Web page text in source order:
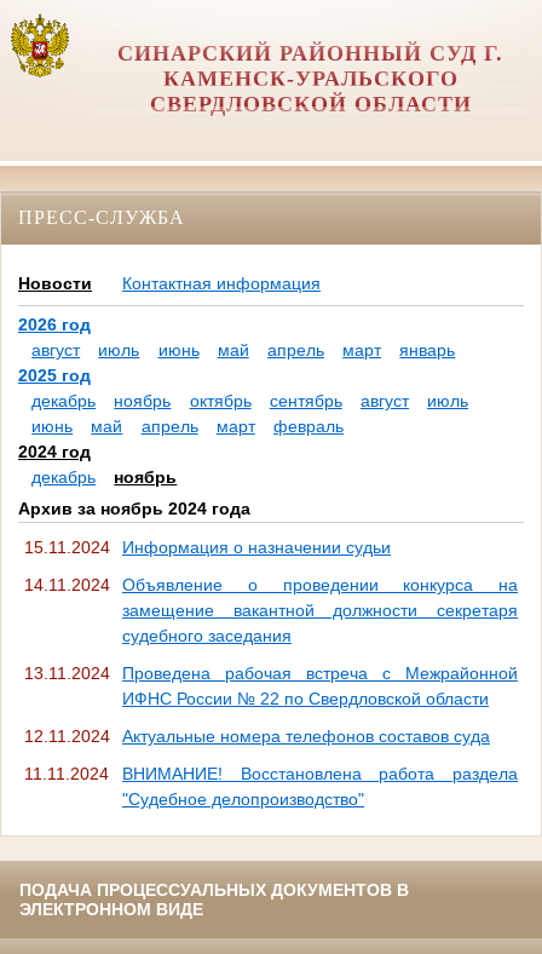
СИНАРСКИЙ РАЙОННЫЙ СУД Г.
КАМЕНСК-УРАЛЬСКОГО
СВЕРДЛОВСКОЙ ОБЛАСТИ
ПРЕСС-СЛУЖБА
Новости Контактная информация
2026 год
август
июль июнь май апрель март
январь
2025 год
декабрь
ноябрь октябрь сентябрь август
июль
июнь
май апрель март
февраль
2024 год
декабрь
ноябрь
Архив за ноябрь 2024 года
15.11.2024
Информация о назначении судьи
14.11.2024
Объявление о проведении конкурса на
замещение вакантной должности секретаря
судебного заседания
13.11.2024
Проведена рабочая встреча с Межрайонной
ИФНС России № 22 по Свердловской области
12.11.2024
Актуальные номера телефонов составов суда
11.11.2024
ВНИМАНИЕ! Восстановлена работа раздела
"Судебное делопроизводство"
ПОДАЧА ПРОЦЕССУАЛЬНЫХ ДОКУМЕНТОВ В
ЭЛЕКТРОННОМ ВИДЕ